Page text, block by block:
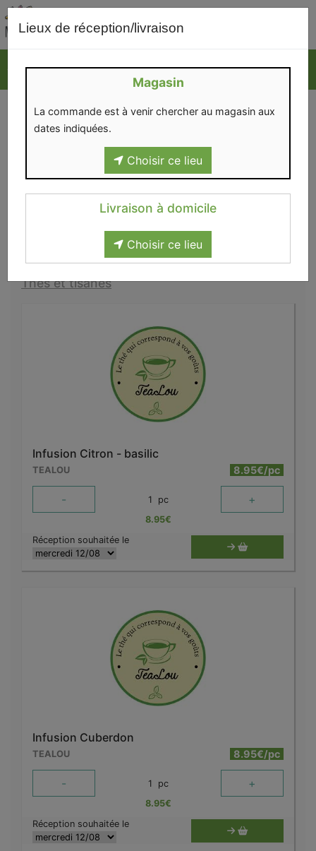
Lieux de réception/livraison
Magasin
La commande est à venir chercher au magasin aux
dates indiquées.
Choisir ce lieu
Livraison à domicile
Choisir ce lieu
THÉS ET TISANES
Les tisanes sont cultivées et produites par Le jardin
Thés et tisanes
Infusion Citron - basilic
TEALOU 8.95€/pc
- 1 pc +
8.95€
Réception souhaitée le
Infusion Cuberdon
TEALOU 8.95€/pc
- 1 pc +
8.95€
Réception souhaitée le